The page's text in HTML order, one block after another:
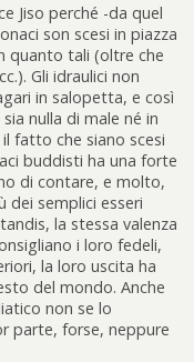
Jiso perché -da quel
son scesi in piazza
quanto tali (oltre che
Gli idraulici non
in salopetta, e così
nulla di male né in
fatto che siano scesi
buddisti ha una forte
di contare, e molto,
dei semplici esseri
la stessa valenza
i loro fedeli,
la loro uscita ha
del mondo. Anche
non se lo
parte, forse, neppure